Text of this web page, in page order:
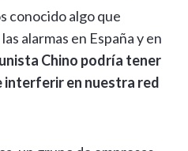
ke
dI
n
se
n
g
ai
l
p
y
Li
p
ar
conocido algo que
alarmas en España y en
Chino podría tener
interferir en nuestra red